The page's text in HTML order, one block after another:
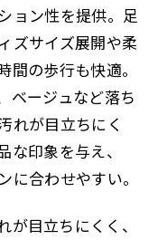
ョン性を提供。足
ズサイズ展開や柔
間の歩行も快適。
ベージュなど落ち
れが目立ちにく
な印象を与え、
に合わせやすい。
が目立ちにくく、